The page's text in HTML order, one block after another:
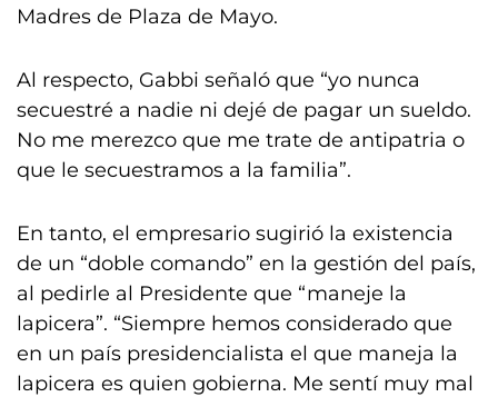
Madres de Plaza de Mayo.
Al respecto, Gabbi señaló que “yo nunca
secuestré a nadie ni dejé de pagar un sueldo.
No me merezco que me trate de antipatria o
que le secuestramos a la familia”.
En tanto, el empresario sugirió la existencia
de un “doble comando” en la gestión del país,
al pedirle al Presidente que “maneje la
lapicera”. “Siempre hemos considerado que
en un país presidencialista el que maneja la
lapicera es quien gobierna. Me sentí muy mal